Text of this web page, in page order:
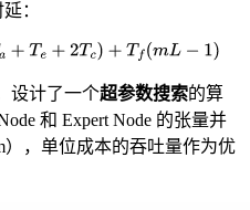
：
(Ta+T e+ 2Tc)+Tf(mL−1)
设计了一个超参数搜索的算
和 Expert Node 的张量并
），单位成本的吞吐量作为优